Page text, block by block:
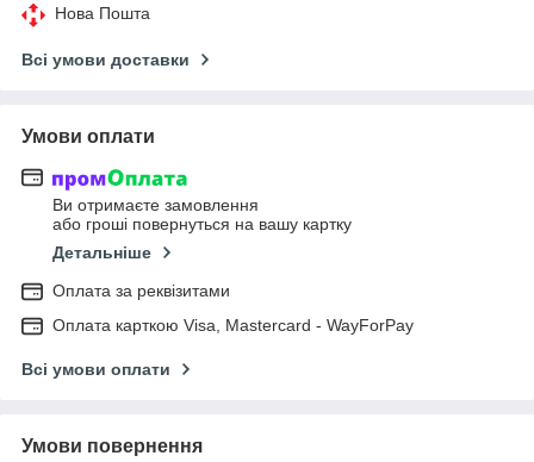
Нова Пошта
Всі умови доставки
Умови оплати
Ви отримаєте замовлення
або гроші повернуться на вашу картку
Детальніше
Оплата за реквізитами
Оплата карткою Visa, Mastercard - WayForPay
Всі умови оплати
Умови повернення